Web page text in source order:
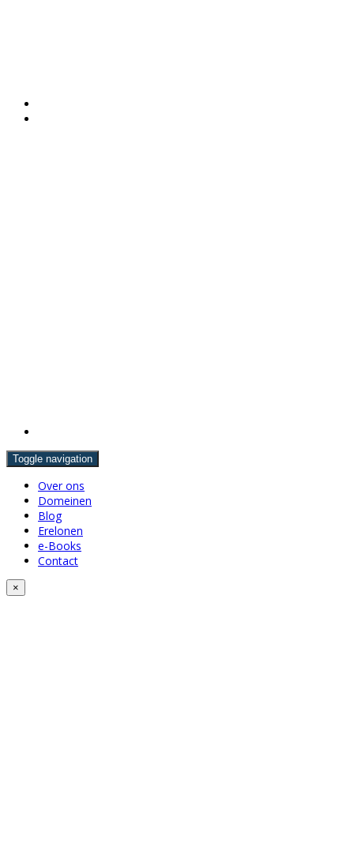
Toggle navigation
Over ons
Domeinen
Blog
Erelonen
e-Books
Contact
×